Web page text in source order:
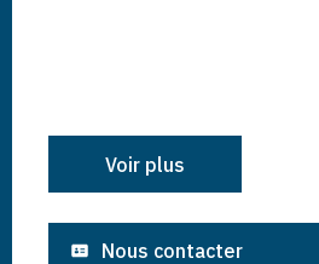
Voir plus
Nous contacter